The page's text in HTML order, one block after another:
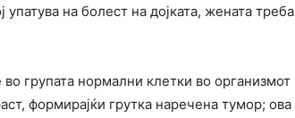
упатува на болест на дојката, жената треба
во групата нормални клетки во организмот
формирајќи грутка наречена тумор; ова